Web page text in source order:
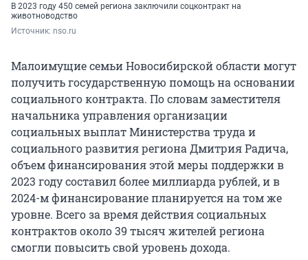
В 2023 году 450 семей региона заключили соцконтракт на
животноводство
Источник: nso.ru
Малоимущие семьи Новосибирской области могут
получить государственную помощь на основании
социального контракта. По словам заместителя
начальника управления организации
социальных выплат Министерства труда и
социального развития региона Дмитрия Радича,
объем финансирования этой меры поддержки в
2023 году составил более миллиарда рублей, и в
2024-м финансирование планируется на том же
уровне. Всего за время действия социальных
контрактов около 39 тысяч жителей региона
смогли повысить свой уровень дохода.